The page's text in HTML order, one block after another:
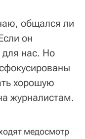
общался ли
он
для нас. Но
хорошую
журналистам.
медосмотр